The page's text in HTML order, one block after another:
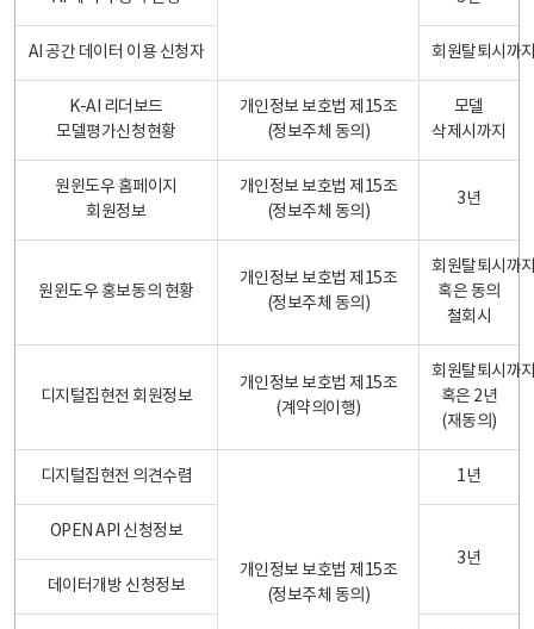
AI 공간 데이터 이용 신청자 회원탈퇴시까
K-AI 리더보드
모델평가신청현황
개인정보 보호법 제15조
(정보주체 동의)
모델
삭제시까지
원윈도우 홈페이지
회원정보
개인정보 보호법 제15조
(정보주체 동의)
3년
원윈도우 홍보동의 현황
개인정보 보호법 제15조
(정보주체 동의)
회원탈퇴시까
혹은 동의
철회시
디지털집현전 회원정보
개인정보 보호법 제15조
(계약의이행)
회원탈퇴시까
혹은 2년
(재동의)
디지털집현전 의견수렴
개인정보 보호법 제15조
(정보주체 동의)
1년
OPEN API 신청정보
3년
데이터개방 신청정보